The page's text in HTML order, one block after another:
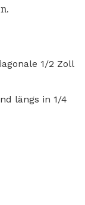
1/2 Zoll
längs in 1/4